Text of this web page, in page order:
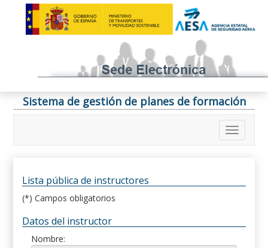
Sistema de gestión de planes de formación
Lista pública de instructores
(*) Campos obligatorios
Datos del instructor
Nombre: